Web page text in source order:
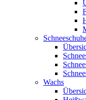
Wachs